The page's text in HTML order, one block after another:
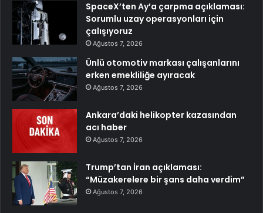
SpaceX’ten Ay’a çarpma açıklaması:
Sorumlu uzay operasyonları için
çalışıyoruz
Ağustos 7, 2026
Ünlü otomotiv markası çalışanlarını
erken emekliliğe ayıracak
Ağustos 7, 2026
Ankara’daki helikopter kazasından
acı haber
Ağustos 7, 2026
Trump’tan İran açıklaması:
“Müzakerelere bir şans daha verdim”
Ağustos 7, 2026